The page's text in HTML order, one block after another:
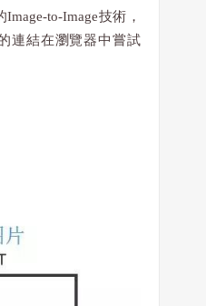
to-Image技術，
連結在瀏覽器中嘗試